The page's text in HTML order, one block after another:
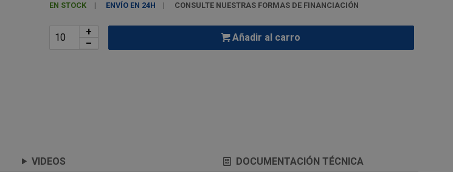
EN STOCK ENVÍO EN 24H CONSULTE NUESTRAS FORMAS DE FINANCIACIÓN
+
–
Añadir al carro
VIDEOS DOCUMENTACIÓN TÉCNICA